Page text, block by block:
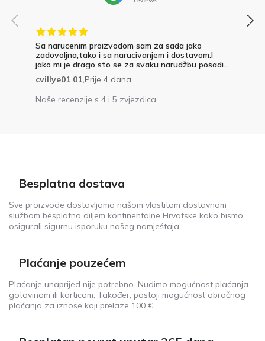
Sa narucenim proizvodom sam za sada jako
zadovoljna,tako i sa narucivanjem i dostavom.I
jako mi je drago sto se za svaku narudžbu posadi...
cvillye01 01,Prije 4 dana
Naše recenzije s 4 i 5 zvjezdica
Besplatna dostava
Sve proizvode dostavljamo našom vlastitom dostavnom
službom besplatno diljem kontinentalne Hrvatske kako bismo
osigurali sigurnu isporuku našeg namještaja.
Plaćanje pouzećem
Plaćanje unaprijed nije potrebno. Nudimo mogućnost plaćanja
gotovinom ili karticom. Također, postoji mogućnost obročnog
plaćanja za iznose koji prelaze 100 €.